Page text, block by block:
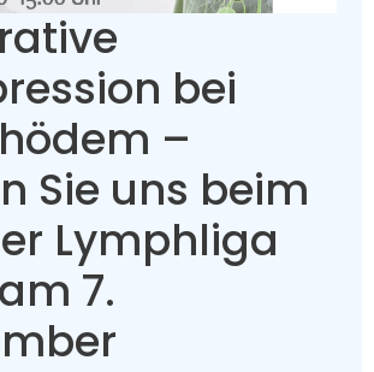
bei
–
Sie uns beim
Lymphliga
7.